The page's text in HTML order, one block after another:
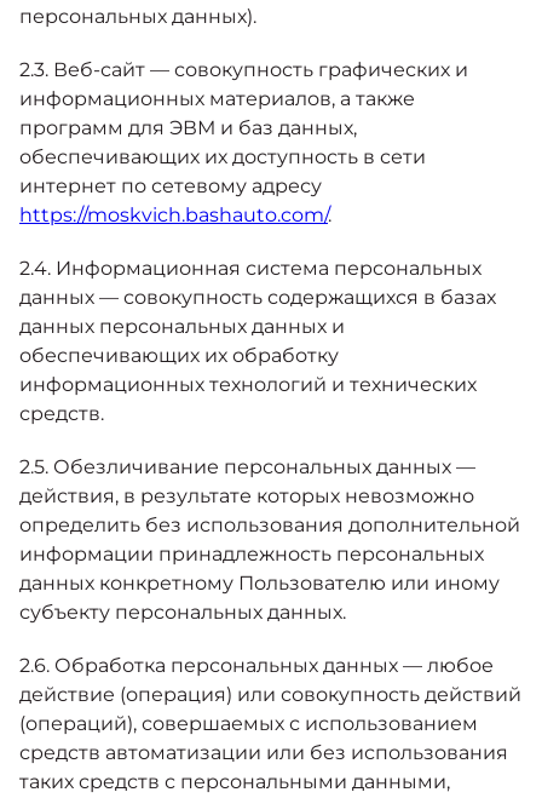
персональных данных).
2.3. Веб-сайт — совокупность графических и
информационных материалов, а также
программ для ЭВМ и баз данных,
обеспечивающих их доступность в сети
интернет по сетевому адресу
https://moskvich.bashauto.com/.
2.4. Информационная система персональных
данных — совокупность содержащихся в базах
данных персональных данных и
обеспечивающих их обработку
информационных технологий и технических
средств.
2.5. Обезличивание персональных данных —
действия, в результате которых невозможно
определить без использования дополнительной
информации принадлежность персональных
данных конкретному Пользователю или иному
субъекту персональных данных.
2.6. Обработка персональных данных — любое
действие (операция) или совокупность действий
(операций), совершаемых с использованием
средств автоматизации или без использования
таких средств с персональными данными,